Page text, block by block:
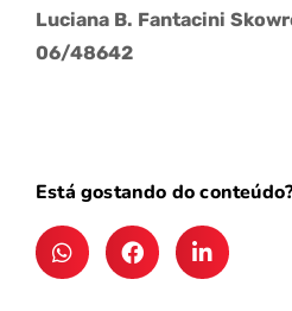
Luciana B. Fantacini
06/48642
Está gostando do